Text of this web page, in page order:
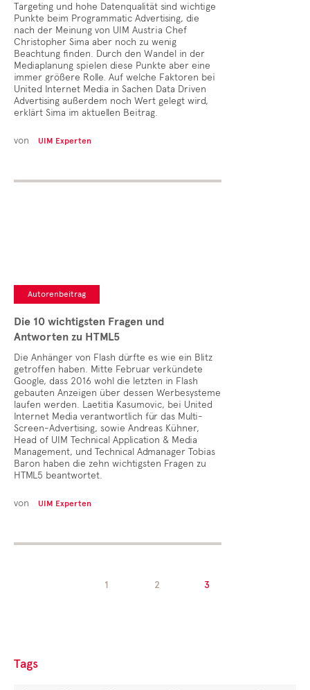
Targeting und hohe Datenqualität sind wichtige
Punkte beim Programmatic Advertising, die
nach der Meinung von UIM Austria Chef
Christopher Sima aber noch zu wenig
Beachtung finden. Durch den Wandel in der
Mediaplanung spielen diese Punkte aber eine
immer größere Rolle. Auf welche Faktoren bei
United Internet Media in Sachen Data Driven
Advertising außerdem noch Wert gelegt wird,
erklärt Sima im aktuellen Beitrag.
von UIM Experten
Autorenbeitrag
Die 10 wichtigsten Fragen und
Antworten zu HTML5
Die Anhänger von Flash dürfte es wie ein Blitz
getroffen haben. Mitte Februar verkündete
Google, dass 2016 wohl die letzten in Flash
gebauten Anzeigen über dessen Werbesysteme
laufen werden. Laetitia Kasumovic, bei United
Internet Media verantwortlich für das Multi-
Screen-Advertising, sowie Andreas Kühner,
Head of UIM Technical Application & Media
Management, und Technical Admanager Tobias
Baron haben die zehn wichtigsten Fragen zu
HTML5 beantwortet.
von UIM Experten
1 2 3
Tags